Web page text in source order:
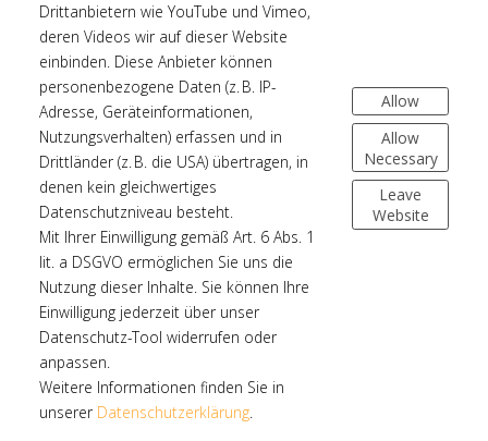
Unser 7-TWO-11 Tonstudio ist ein Ort für
besondere Projekte mit gesellschaftlicher
Relevanz.
Wir sorgen mit Leidenschaft, Präzision und
Teamgeist für die passende Tongestaltung.
#welistenwithcare
Drittanbietern wie YouTube und Vimeo,
deren Videos wir auf dieser Website
einbinden. Diese Anbieter können
personenbezogene Daten (z. B. IP-
Adresse, Geräteinformationen,
Nutzungsverhalten) erfassen und in
Drittländer (z. B. die USA) übertragen, in
denen kein gleichwertiges
Datenschutzniveau besteht.
Mit Ihrer Einwilligung gemäß Art. 6 Abs. 1
lit. a DSGVO ermöglichen Sie uns die
Nutzung dieser Inhalte. Sie können Ihre
Einwilligung jederzeit über unser
Datenschutz-Tool widerrufen oder
anpassen.
Weitere Informationen finden Sie in
unserer Datenschutzerklärung.
Allow
Allow
Necessary
Leave
Website